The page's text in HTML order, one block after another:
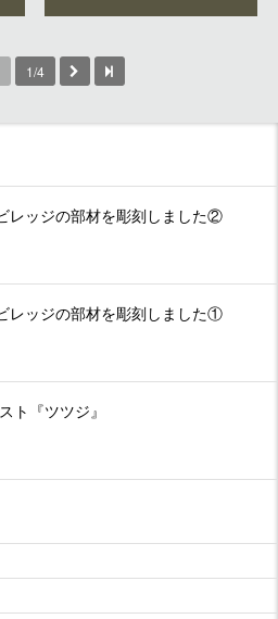
1/4
レッジの部材を彫刻しました②
レッジの部材を彫刻しました①
ト『ツツジ』